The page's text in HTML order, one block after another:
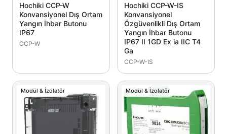
Hochiki CCP-W
Konvansiyonel Dış Ortam
Yangın İhbar Butonu
IP67
CCP-W
Hochiki CCP-W-IS
Konvansiyonel
Özgüvenlikli Dış Ortam
Yangın İhbar Butonu
IP67 II 1GD Ex ia IIC T4
Ga
CCP-W-IS
Modül & İzolatör Modül & İzolatör